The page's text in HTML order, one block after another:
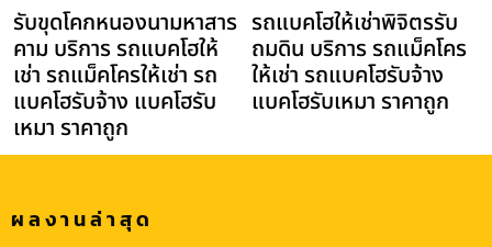
รับขุดโคกหนองนามหาสาร
คาม บริการ รถแบคโฮให้
เช่า รถแม็คโครให้เช่า รถ
แบคโฮรับจ้าง แบคโฮรับ
เหมา ราคาถูก
รถแบคโฮให้เช่าพิจิตรรับ
ถมดิน บริการ รถแม็คโคร
ให้เช่า รถแบคโฮรับจ้าง
แบคโฮรับเหมา ราคาถูก
ผลงานล่าสุด